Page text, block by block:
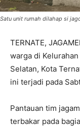
Satu unit rumah dilahap si
TERNATE,
warga di
Selatan, Kota
ini terjadi pada
Pantauan tim
terbakar pada